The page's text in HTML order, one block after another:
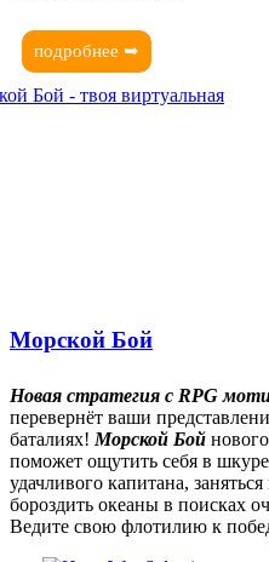
подробнее ➥
Морской Бой
Новая стратегия с RPG
перевернёт ваши
баталиях!Морской Бой
поможет ощутить себя в
удачливого капитана,
бороздить океаны в поисках
Ведите свою флотилию к